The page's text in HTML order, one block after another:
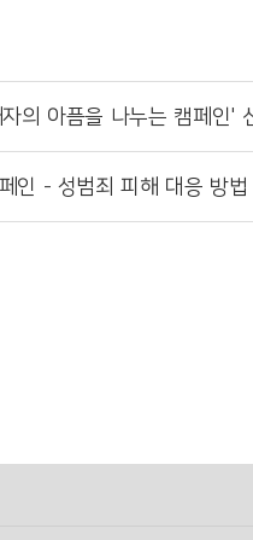
의 아픔을 나누는 캠페인'
인 - 성범죄 피해 대응 방